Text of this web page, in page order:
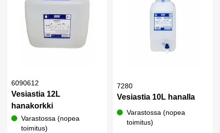
6090612
Vesiastia 12L
hanakorkki
Varastossa (nopea
toimitus)
7280
Vesiastia 10L hanalla
Varastossa (nopea
toimitus)